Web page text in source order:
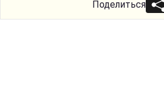
Поделиться